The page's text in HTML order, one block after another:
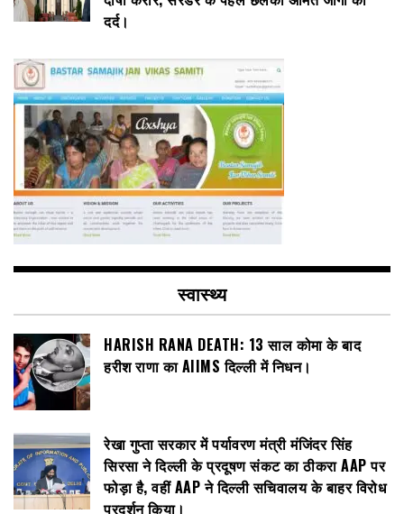
दर्द।
स्वास्थ्य
HARISH RANA DEATH: 13 साल कोमा के बाद
हरीश राणा का AIIMS दिल्ली में निधन।
रेखा गुप्ता सरकार में पर्यावरण मंत्री मंजिंदर सिंह
सिरसा ने दिल्ली के प्रदूषण संकट का ठीकरा AAP पर
फोड़ा है, वहीं AAP ने दिल्ली सचिवालय के बाहर विरोध
प्रदर्शन किया।